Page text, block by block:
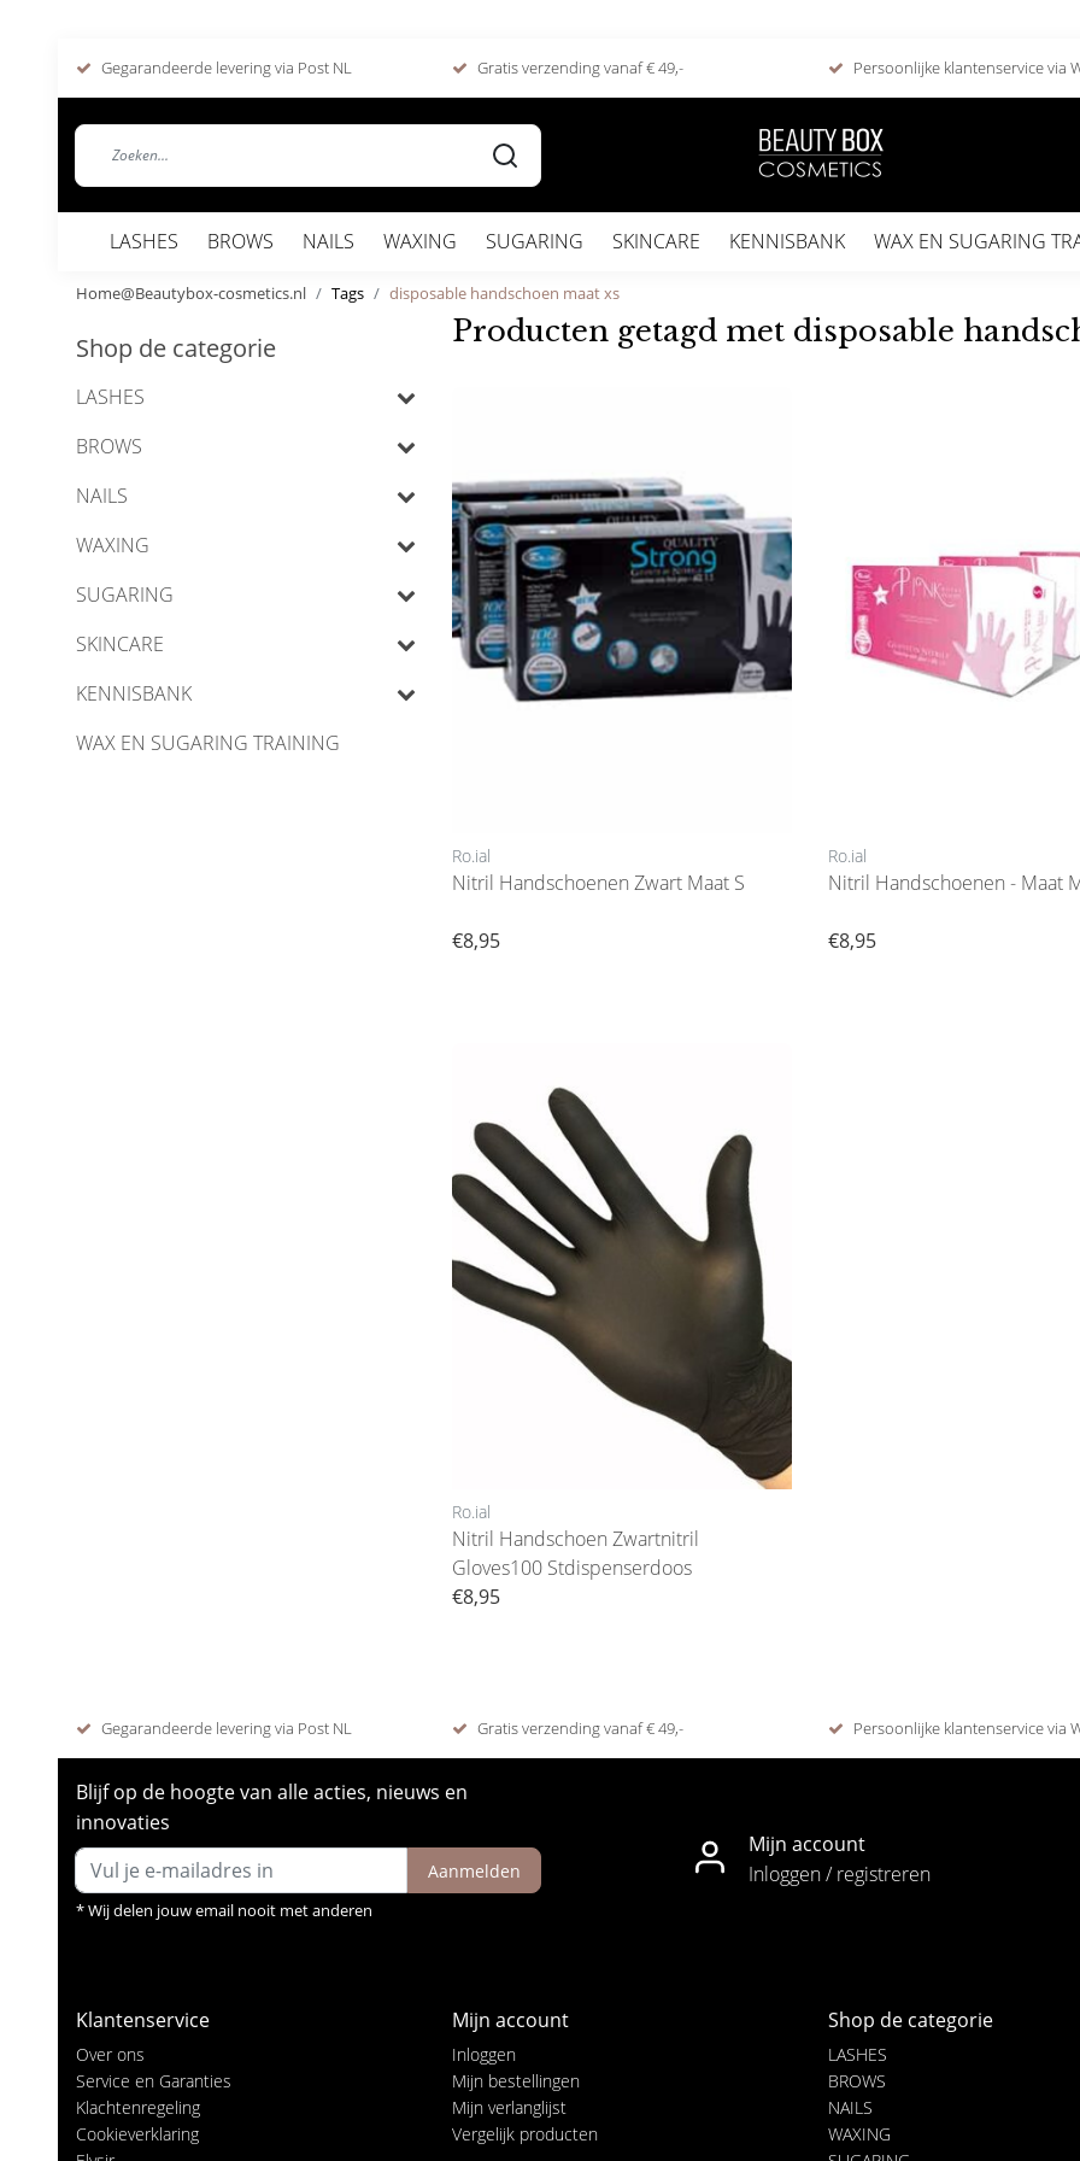
Gegarandeerde levering via Post NL Gratis verzending vanaf € 49,- Persoonlijke klantenservice via
LASHES BROWS NAILS WAXING SUGARING SKINCARE KENNISBANK WAX EN SUGARING
Home@Beautybox-cosmetics.nl Tags disposable handschoen maat xs
Shop de categorie
LASHES
BROWS
NAILS
WAXING
SUGARING
SKINCARE
KENNISBANK
WAX EN SUGARING TRAINING
Producten getagd met disposable
Ro.ial
Nitril Handschoenen Zwart Maat S
€8,95
Ro.ial
Nitril Handschoenen - Maat
€8,95
Ro.ial
Nitril Handschoen Zwartnitril
Gloves100 Stdispenserdoos
€8,95
Gegarandeerde levering via Post NL Gratis verzending vanaf € 49,- Persoonlijke klantenservice via
Blijf op de hoogte van alle acties, nieuws en
innovaties
Aanmelden
* Wij delen jouw email nooit met anderen
Mijn account
Inloggen / registreren
Klantenservice
Over ons
Service en Garanties
Klachtenregeling
Cookieverklaring
Mijn account
Inloggen
Mijn bestellingen
Mijn verlanglijst
Vergelijk producten
Shop de categorie
LASHES
BROWS
NAILS
WAXING